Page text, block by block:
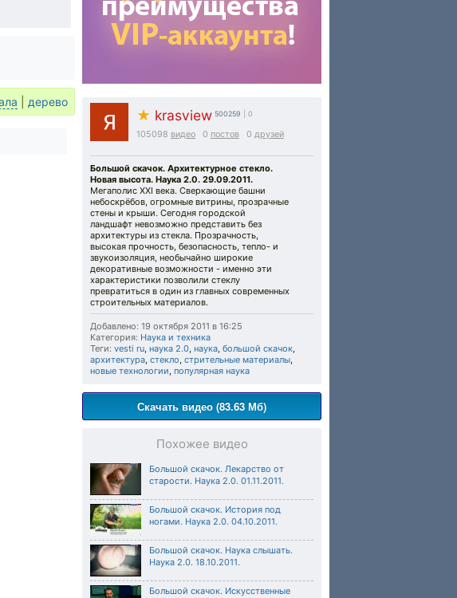
★ krasview 500259 | 0
105098 видео 0 постов 0 друзей
Большой скачок. Архитектурное стекло.
Новая высота. Наука 2.0. 29.09.2011.
Мегаполис XXI века. Сверкающие башни
небоскрёбов, огромные витрины, прозрачные
стены и крыши. Сегодня городской
ландшафт невозможно представить без
архитектуры из стекла. Прозрачность,
высокая прочность, безопасность, тепло- и
звукоизоляция, необычайно широкие
декоративные возможности - именно эти
характеристики позволили стеклу
превратиться в один из главных современных
строительных материалов.
Добавлено: 19 октября 2011 в 16:25
Категория: Наука и техника
Теги: vesti ru, наука 2.0, наука, большой скачок,
архитектура, стекло, стрительные материалы,
новые технологии, популярная наука
Скачать видео (83.63 Мб)
Похожее видео
Большой скачок. Лекарство от
старости. Наука 2.0. 01.11.2011.
Большой скачок. История под
ногами. Наука 2.0. 04.10.2011.
Большой скачок. Наука слышать.
Наука 2.0. 18.10.2011.
Большой скачок. Искусственные
дерево